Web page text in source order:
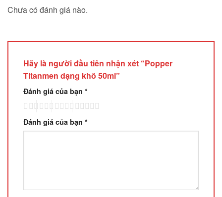
Chưa có đánh giá nào.
Hãy là người đầu tiên nhận xét “Popper
Titanmen dạng khô 50ml”
Đánh giá của bạn *
Đánh giá của bạn *